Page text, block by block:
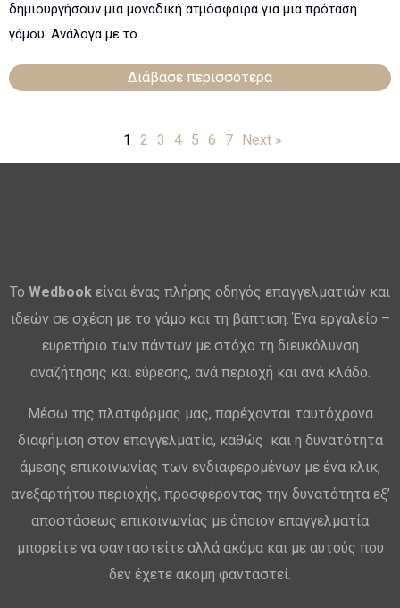
δημιουργήσουν μια μοναδική ατμόσφαιρα για μια πρόταση
γάμου. Ανάλογα με το
Διάβασε περισσότερα
1 2 3 4 5 6 7 Next »
Το Wedbook είναι ένας πλήρης οδηγός επαγγελματιών και
ιδεών σε σχέση με το γάμο και τη βάπτιση. Ένα εργαλείο –
ευρετήριο των πάντων με στόχο τη διευκόλυνση
αναζήτησης και εύρεσης, ανά περιοχή και ανά κλάδο.
Μέσω της πλατφόρμας μας, παρέχονται ταυτόχρονα
διαφήμιση στον επαγγελματία, καθώς και η δυνατότητα
άμεσης επικοινωνίας των ενδιαφερομένων με ένα κλικ,
ανεξαρτήτου περιοχής, προσφέροντας την δυνατότητα εξ’
αποστάσεως επικοινωνίας με όποιον επαγγελματία
μπορείτε να φανταστείτε αλλά ακόμα και με αυτούς που
δεν έχετε ακόμη φανταστεί.